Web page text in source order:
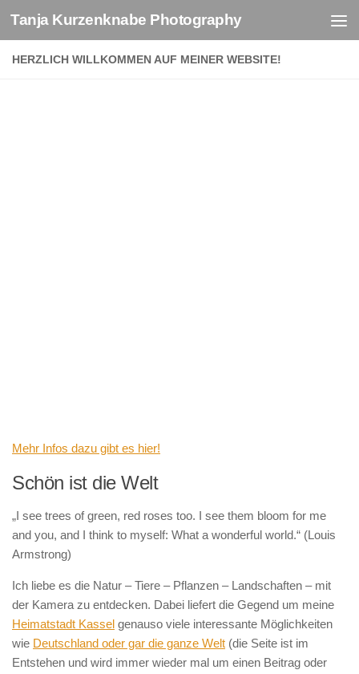
Zum Inhalt springen
Tanja Kurzenknabe Photography
HERZLICH WILLKOMMEN AUF MEINER WEBSITE!
Mehr Infos dazu gibt es hier!
Schön ist die Welt
„I see trees of green, red roses too. I see them bloom for me
and you, and I think to myself: What a wonderful world.“ (Louis
Armstrong)
Ich liebe es die Natur – Tiere – Pflanzen – Landschaften – mit
der Kamera zu entdecken. Dabei liefert die Gegend um meine
Heimatstadt Kassel genauso viele interessante Möglichkeiten
wie Deutschland oder gar die ganze Welt (die Seite ist im
Entstehen und wird immer wieder mal um einen Beitrag oder